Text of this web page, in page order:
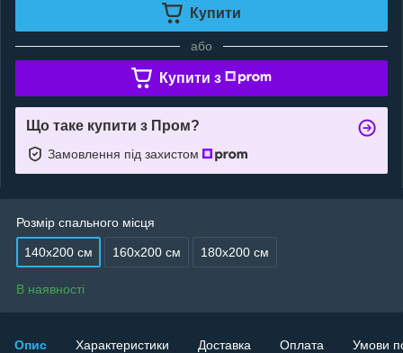
Купити
або
Купити з
Що таке купити з Пром?
Замовлення під захистом
Розмір спального місця
140х200 см 160х200 см 180х200 см
В наявності
Опис Характеристики Доставка Оплата Умови